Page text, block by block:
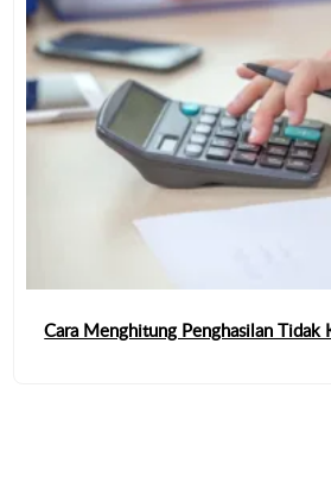
Cara Menghitung Penghasilan Tidak